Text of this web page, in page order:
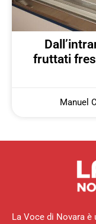
fruttati
Manuel
La Voce di Novara è